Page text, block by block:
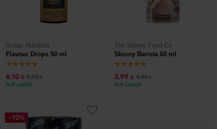
Scitec Nutrition
Flavour Drops 50 ml
6,10 € 6,50€
AUF LAGER
The Skinny Food Co
Skinny Barista 60 ml
3,99 € 4,99€
AUF LAGER
-10%